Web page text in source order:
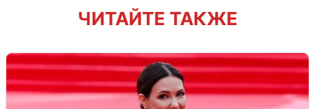
ЧИТАЙТЕ ТАКЖЕ